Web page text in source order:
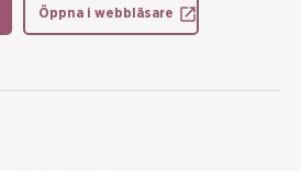
Öppna i webbläsare